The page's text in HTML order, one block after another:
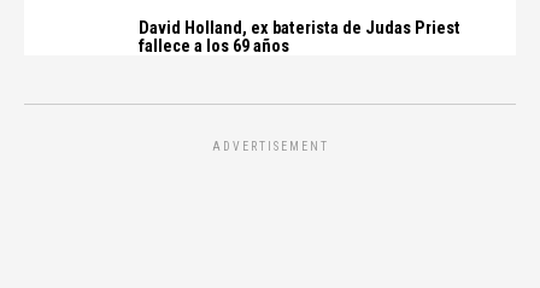
David Holland, ex baterista de Judas Priest
fallece a los 69 años
ADVERTISEMENT